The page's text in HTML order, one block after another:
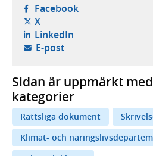
Facebook- öppnas i ny
X- öppnas i ny flik, extern
LinkedIn- öppnas i ny flik,
E-post- öppnar din e-
Sidan är uppmärkt
kategorier
Rättsliga dokument
Klimat- och